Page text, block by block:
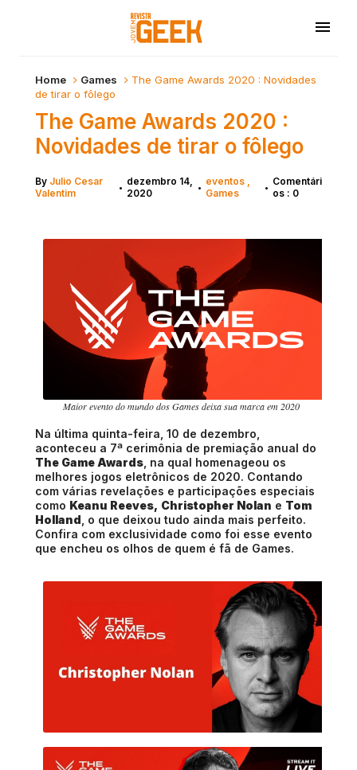
Home Games
The Game Awards 2020 : Novidades
de tirar o fôlego
The Game Awards 2020 :
Novidades de tirar o fôlego
By Julio Cesar
Valentim
• dezembro 14,
2020
• eventos
Games
• Comentári
os : 0
Maior evento do mundo dos Games deixa sua marca em 2020
Na última quinta-feira, 10 de dezembro,
aconteceu a 7ª cerimônia de premiação anual do
The Game Awards , na qual homenageou os
melhores jogos eletrônicos de 2020. Contando
com várias revelações e participações especiais
como Keanu Reeves, Christopher Nolan e Tom
Holland , o que deixou tudo ainda mais perfeito.
Confira com exclusividade como foi esse evento
que encheu os olhos de quem é fã de Games.